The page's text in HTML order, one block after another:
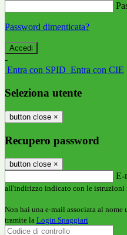
Password dimenticata?
-
Entra con SPID Entra con CIE
Seleziona utente
button close ×
Recupero password
button close ×
E-
all'indirizzo indicato con le istruzioni
Non hai una e-mail associata al nome
tramite la Login Spaggiari